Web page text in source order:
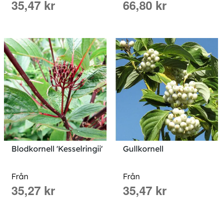
35,47 kr 66,80 kr
Blodkornell 'Kesselringii'
Från
35,27 kr
Gullkornell
Från
35,47 kr